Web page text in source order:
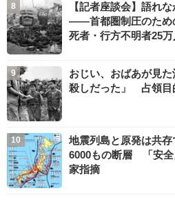
【記者座談会】語れ
――首都圏制圧のため
死者・行方不明者25万
おじい、おばあが見
殺しだった」 占領目
地震列島と原発は共
6000もの断層 「安全
家指摘